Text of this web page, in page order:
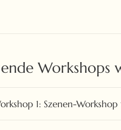
Workshops
1: Szenen-